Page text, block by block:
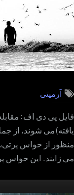
آرمیتی
فایل پی دی اف:
یافته) می شوند، از
منظور از حواس
می زایند. این حواس